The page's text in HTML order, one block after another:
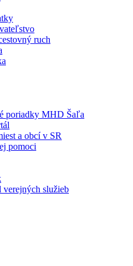
ruch
poriadky MHD Šaľa
a obcí v SR
pomoci
verejných služieb